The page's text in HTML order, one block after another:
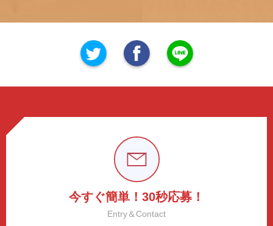
今すぐ簡単！30秒応募！
Entry＆Contact